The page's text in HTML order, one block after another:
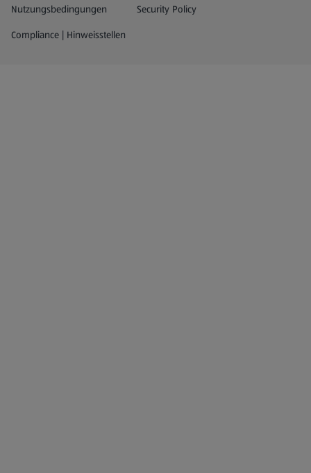
Nutzungsbedingungen
Security Policy
Compliance | Hinweisstellen